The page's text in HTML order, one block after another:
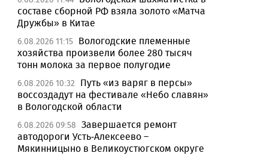
составе сборной РФ взяла золото «Матча
Дружбы» в Китае
6.08.2026 11:15 Вологодские племенные
хозяйства произвели более 280 тысяч
тонн молока за первое полугодие
6.08.2026 10:32
Путь «из варяг в персы»
воссоздадут на фестивале «Небо славян»
в Вологодской области
6.08.2026 09:58 Завершается ремонт
автодороги Усть-Алексеево –
Мякинницыно в Великоустюгском округе